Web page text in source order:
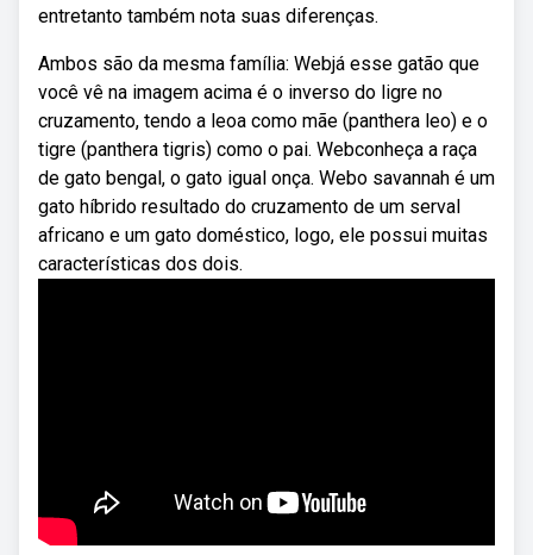
entretanto também nota suas diferenças.
Ambos são da mesma família: Webjá esse gatão que
você vê na imagem acima é o inverso do ligre no
cruzamento, tendo a leoa como mãe (panthera leo) e o
tigre (panthera tigris) como o pai. Webconheça a raça
de gato bengal, o gato igual onça. Webo savannah é um
gato híbrido resultado do cruzamento de um serval
africano e um gato doméstico, logo, ele possui muitas
características dos dois.